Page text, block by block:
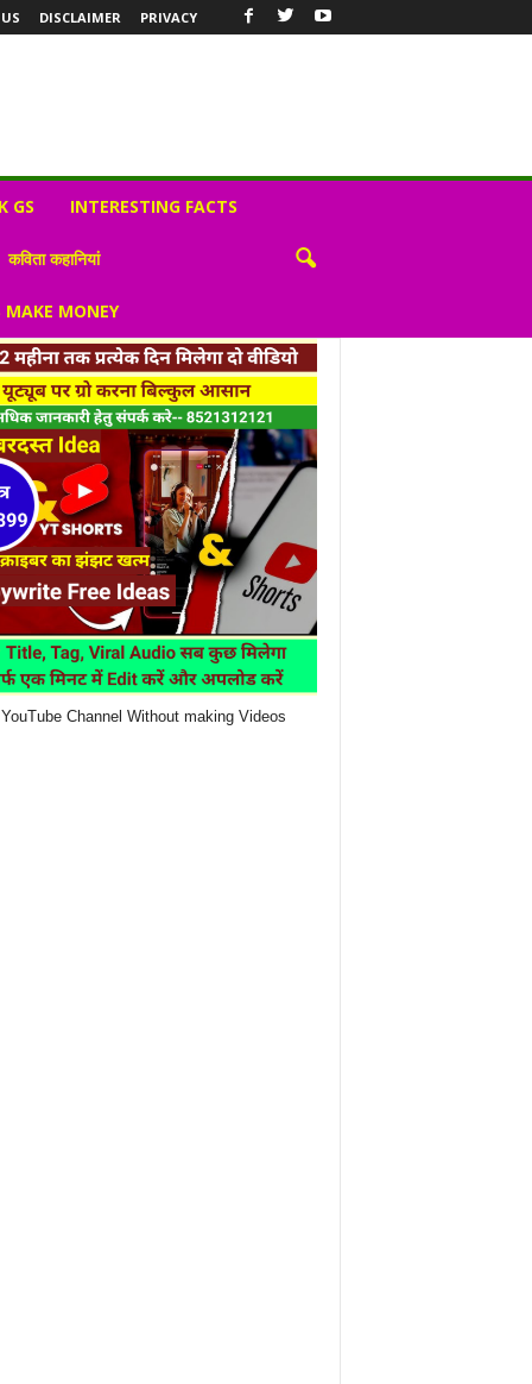
DISCLAIMER PRIVACY
GS INTERESTING FACTS
कविता कहानियां
MONEY
Channel Without making Videos